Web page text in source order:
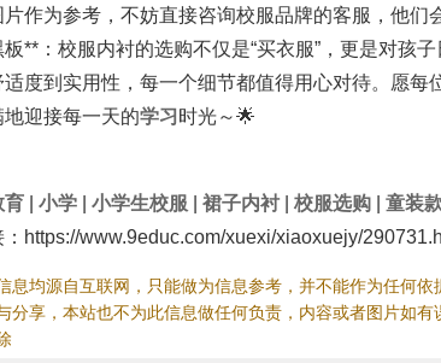
作为参考，不妨直接咨询校服品牌的客服，他们
**：校服内衬的选购不仅是“买衣服”，更是对孩
度到实用性，每一个细节都值得用心对待。愿每
地迎接每一天的学习 时光～🌟
育 小学 小学生校服 裙子内衬 校服选购
童装
https://www.9educ.com/xuexi/xiaoxuejy/
息均源自互联网，只能做为信息参考，并不能作为任何
分享，本站也不为此信息做任何负责，内容或者图片如